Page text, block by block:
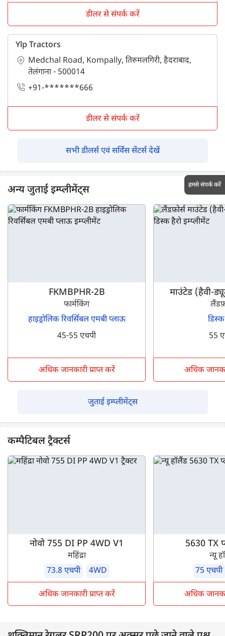
डीलर से संपर्क करें
Ylp Tractors
Medchal Road, Kompally, तिरुमलगिरी, हैदराबाद,
तेलंगाना - 500014
+91-*******666
डीलर से संपर्क करें
सभी डीलर्स एवं सर्विस सेंटर्स देखें
अन्य जुताई इम्प्लीमेंट्स
FKMBPHR-2B
फार्मकिंग
हाइड्रोलिक रिवर्सिबल एमबी प्लाऊ
45-55 एचपी
अधिक जानकारी प्राप्त करें
माउंटेड (हैवी-
55
अधिक
जुताई इम्प्लीमेंट्स
कम्पैटिबल ट्रैक्टर्स
नोवो 755 DI PP 4WD V1
महिंद्रा
73.8 एचपी
4WD
अधिक जानकारी प्राप्त करें
5630 TX
न्यू
75 एचपी
अधिक
हमसे संपर्क करें